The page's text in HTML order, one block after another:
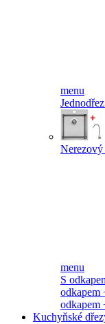
menu
Nerezový
menu
S
odkapem
odkapem
Kuchyňské